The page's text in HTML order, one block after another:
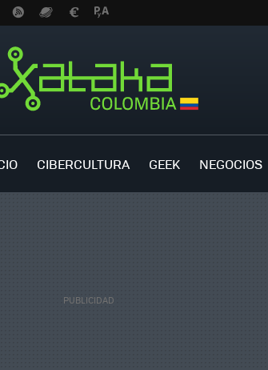
CIBERCULTURA GEEK NEGOCIOS